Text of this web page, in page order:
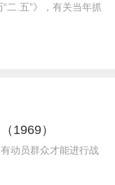
二.五”》，有关当年抓
1969）
动员群众才能进行战